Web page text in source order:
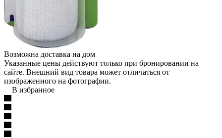
Возможна доставка на дом
Указанные цены действуют только при бронировании на
сайте. Внешний вид товара может отличаться от
изображенного на фотографии.
В избранное